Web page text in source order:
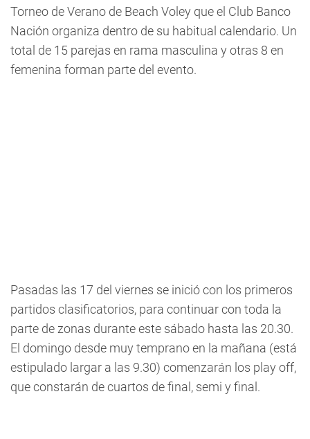
Torneo de Verano de Beach Voley que el Club Banco
Nación organiza dentro de su habitual calendario. Un
total de 15 parejas en rama masculina y otras 8 en
femenina forman parte del evento.
Pasadas las 17 del viernes se inició con los primeros
partidos clasificatorios, para continuar con toda la
parte de zonas durante este sábado hasta las 20.30.
El domingo desde muy temprano en la mañana (está
estipulado largar a las 9.30) comenzarán los play off,
que constarán de cuartos de final, semi y final.